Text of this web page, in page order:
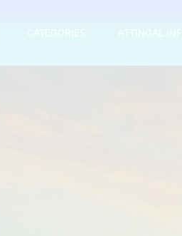
CATEGORIES ATTINGAL